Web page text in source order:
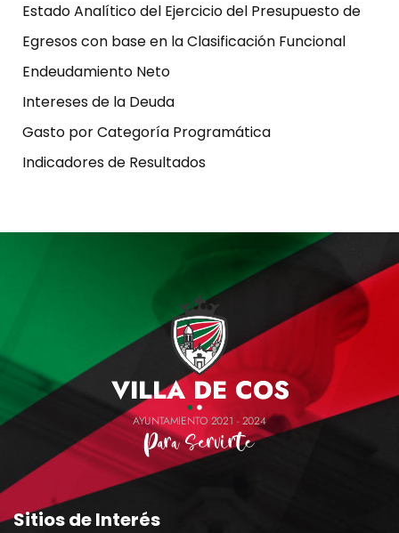
Estado Analítico del Ejercicio del Presupuesto de
Egresos con base en la Clasificación Funcional
Endeudamiento Neto
Intereses de la Deuda
Gasto por Categoría Programática
Indicadores de Resultados
Sitios de Interés